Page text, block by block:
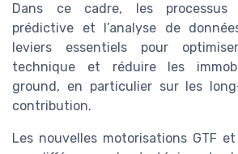
Dans ce cadre, les processus
prédictive et l’analyse de
leviers essentiels pour
technique et réduire les
ground, en particulier sur les
contribution.
Les nouvelles motorisations GTF